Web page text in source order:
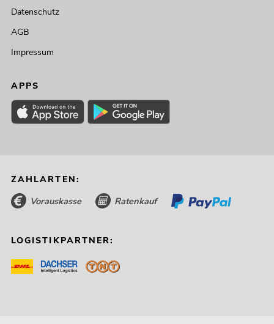
Datenschutz
AGB
Impressum
APPS
ZAHLARTEN:
Vorauskasse Ratenkauf
LOGISTIKPARTNER: